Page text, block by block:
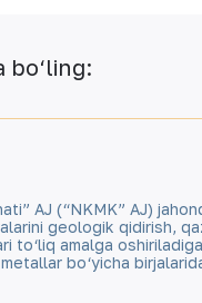
bo‘ling:
AJ (“NKMK” AJ)
geologik qidirish,
to‘liq amalga
bo‘yicha